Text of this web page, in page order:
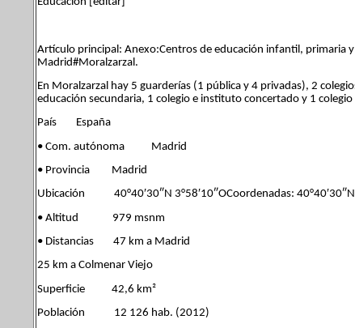
Artículo principal: Anexo:Centros de educación infantil, primaria
Madrid#Moralzarzal.
En Moralzarzal hay 5 guarderías (1 pública y 4 privadas), 2
educación secundaria, 1 colegio e instituto concertado y 1
País España
• Com. autónoma Madrid
• Provincia Madrid
Ubicación 40°40′30″N 3°58′10″OCoordenadas: 40°40′30″N
• Altitud 979 msnm
• Distancias 47 km a Madrid
25 km a Colmenar Viejo
Superficie 42,6 km²
Población 12 126 hab. (2012)